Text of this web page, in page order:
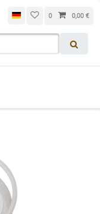
0 0,00 €